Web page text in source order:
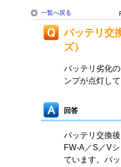
一覧へ戻る
バッテリ交
ズ）
バッテリ劣化
ンプが点灯し
回答
バッテリ交換
FW-A／S／V
ています。バ